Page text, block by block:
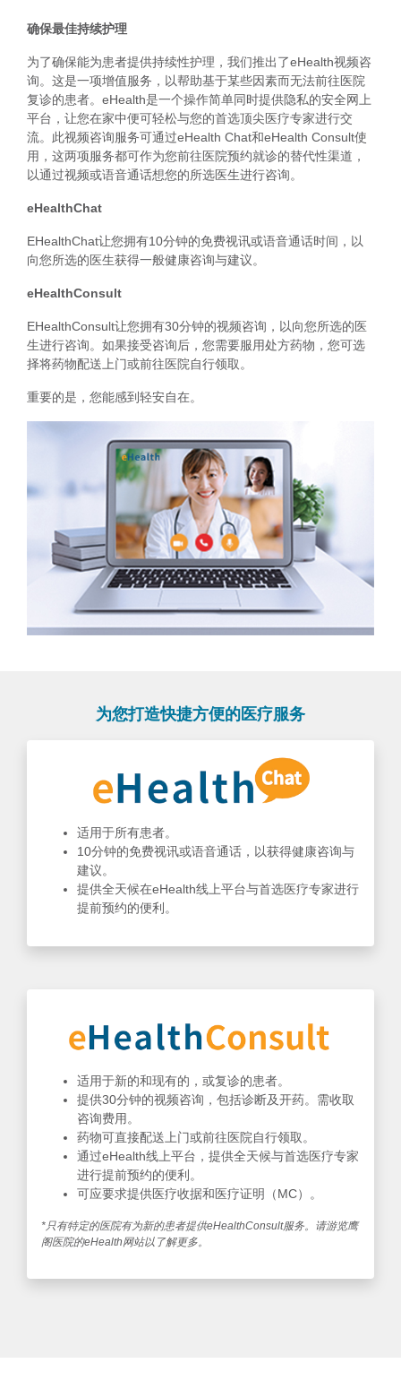
确保最佳持续护理
为了确保能为患者提供持续性护理，我们推出了eHealth视频咨
询。这是一项增值服务，以帮助基于某些因素而无法前往医院
复诊的患者。eHealth是一个操作简单同时提供隐私的安全网上
平台，让您在家中便可轻松与您的首选顶尖医疗专家进行交
流。此视频咨询服务可通过eHealth Chat和eHealth Consult使
用，这两项服务都可作为您前往医院预约就诊的替代性渠道，
以通过视频或语音通话想您的所选医生进行咨询。
eHealthChat
EHealthChat让您拥有10分钟的免费视讯或语音通话时间，以
向您所选的医生获得一般健康咨询与建议。
eHealthConsult
EHealthConsult让您拥有30分钟的视频咨询，以向您所选的医
生进行咨询。如果接受咨询后，您需要服用处方药物，您可选
择将药物配送上门或前往医院自行领取。
重要的是，您能感到轻安自在。
为您打造快捷方便的医疗服务
适用于所有患者。
10分钟的免费视讯或语音通话，以获得健康咨询与
建议。
提供全天候在eHealth线上平台与首选医疗专家进行
提前预约的便利。
适用于新的和现有的，或复诊的患者。
提供30分钟的视频咨询，包括诊断及开药。需收取
咨询费用。
药物可直接配送上门或前往医院自行领取。
通过eHealth线上平台，提供全天候与首选医疗专家
进行提前预约的便利。
可应要求提供医疗收据和医疗证明（MC）。
*只有特定的医院有为新的患者提供eHealthConsult服务。请游览鹰
阁医院的eHealth网站以了解更多。